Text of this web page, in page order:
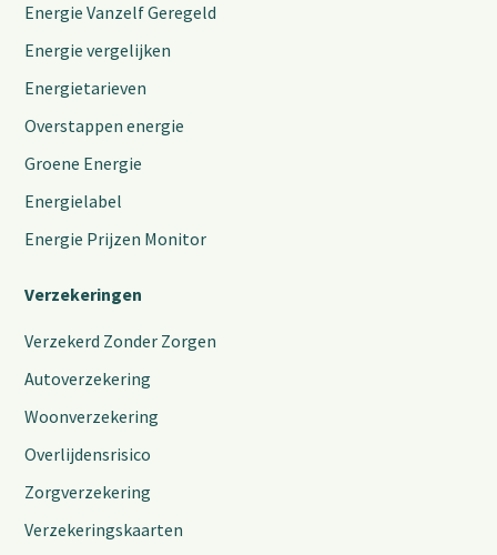
Energie Vanzelf Geregeld
Energie vergelijken
Energietarieven
Overstappen energie
Groene Energie
Energielabel
Energie Prijzen Monitor
Verzekeringen
Verzekerd Zonder Zorgen
Autoverzekering
Woonverzekering
Overlijdensrisico
Zorgverzekering
Verzekeringskaarten